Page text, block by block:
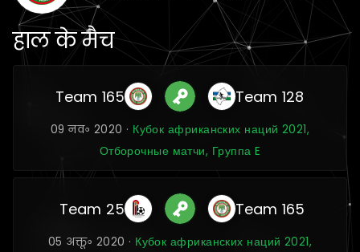
हाल के मैच
Team 165 Team 128
09 नव॰ 2020 · Кубок африканских наций 2021,
Отборочные матчи, Группа E
Team 25 Team 165
05 अक्तू॰ 2020 · Кубок африканских наций 2021,